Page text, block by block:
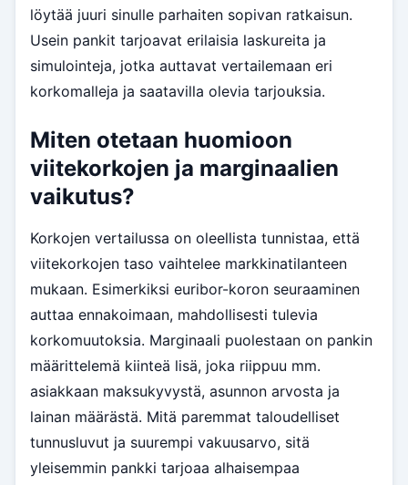
löytää juuri sinulle parhaiten sopivan ratkaisun.
Usein pankit tarjoavat erilaisia laskureita ja
simulointeja, jotka auttavat vertailemaan eri
korkomalleja ja saatavilla olevia tarjouksia.
Miten otetaan huomioon
viitekorkojen ja marginaalien
vaikutus?
Korkojen vertailussa on oleellista tunnistaa, että
viitekorkojen taso vaihtelee markkinatilanteen
mukaan. Esimerkiksi euribor-koron seuraaminen
auttaa ennakoimaan, mahdollisesti tulevia
korkomuutoksia. Marginaali puolestaan on pankin
määrittelemä kiinteä lisä, joka riippuu mm.
asiakkaan maksukyvystä, asunnon arvosta ja
lainan määrästä. Mitä paremmat taloudelliset
tunnusluvut ja suurempi vakuusarvo, sitä
yleisemmin pankki tarjoaa alhaisempaa